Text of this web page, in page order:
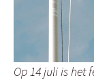
Op 14 juli is het